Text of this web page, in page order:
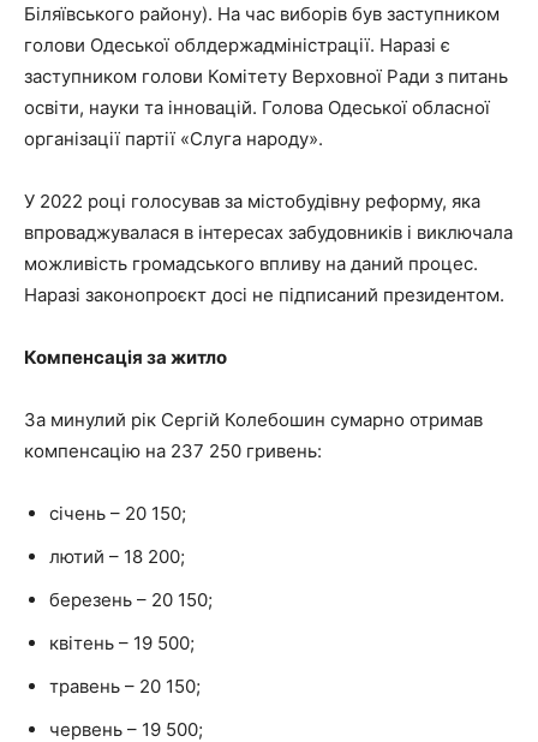
Біляївського району). На час виборів був заступником
голови Одеської облдержадміністрації. Наразі є
заступником голови Комітету Верховної Ради з питань
освіти, науки та інновацій. Голова Одеської обласної
організації партії «Слуга народу».
У 2022 році голосував за містобудівну реформу, яка
впроваджувалася в інтересах забудовників і виключала
можливість громадського впливу на даний процес.
Наразі законопроєкт досі не підписаний президентом.
Компенсація за житло
За минулий рік Сергій Колебошин сумарно отримав
компенсацію на 237 250 гривень:
січень – 20 150;
лютий – 18 200;
березень – 20 150;
квітень – 19 500;
травень – 20 150;
червень – 19 500;